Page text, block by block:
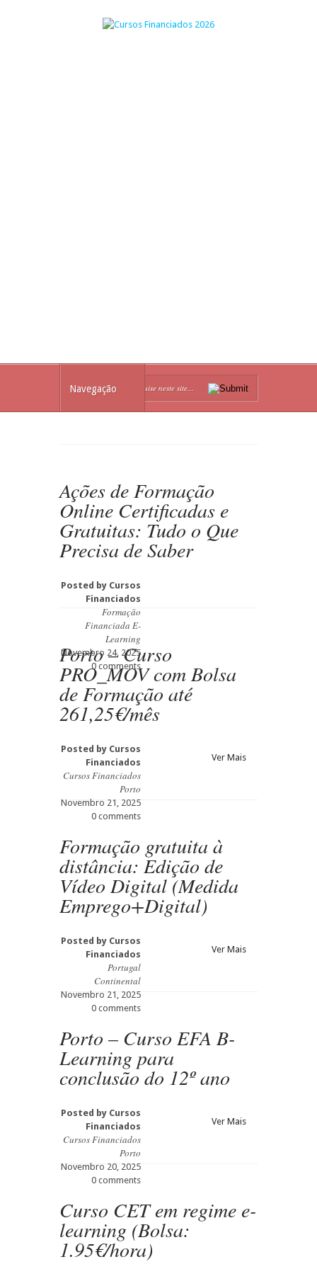
Navegação
Ações de Formação
Online Certificadas e
Gratuitas: Tudo o Que
Precisa de Saber
Posted by Cursos
Financiados
Formação
Financiada E-
Learning
Novembro 24, 2025
0 comments
Porto – Curso
PRO_MOV com Bolsa
de Formação até
261,25€/mês
Posted by Cursos
Financiados
Cursos Financiados
Porto
Novembro 21, 2025
0 comments
Ver Mais
Formação gratuita à
distância: Edição de
Vídeo Digital (Medida
Emprego+Digital)
Posted by Cursos
Financiados
Portugal
Continental
Novembro 21, 2025
0 comments
Ver Mais
Porto – Curso EFA B-
Learning para
conclusão do 12º ano
Posted by Cursos
Financiados
Cursos Financiados
Porto
Novembro 20, 2025
0 comments
Ver Mais
Curso CET em regime e-
learning (Bolsa:
1.95€/hora)